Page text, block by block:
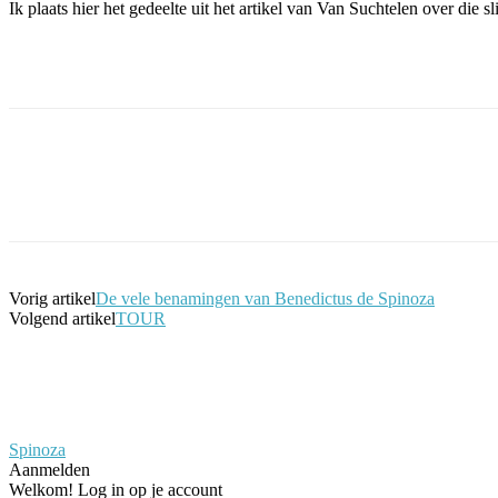
Ik plaats hier het gedeelte uit het artikel van Van Suchtelen over die
Vorig artikelDe vele benamingen van Benedictus de Spinoza
Volgend artikelTOUR
Spinoza
Aanmelden
Welkom! Log in op je account